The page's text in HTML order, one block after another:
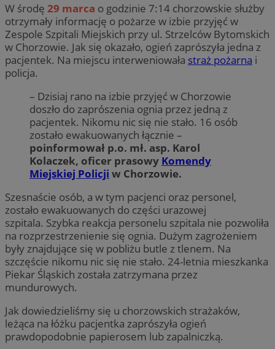
W środę 29 marca o godzinie 7:14 chorzowskie służby
otrzymały informację o pożarze w izbie przyjęć w
Zespole Szpitali Miejskich przy ul. Strzelców Bytomskich
w Chorzowie. Jak się okazało, ogień zaprószyła jedna z
pacjentek. Na miejscu interweniowała straż pożarna i
policja.
– Dzisiaj rano na izbie przyjęć w Chorzowie
doszło do zaprószenia ognia przez jedną z
pacjentek. Nikomu nic się nie stało. 16 osób
zostało ewakuowanych łącznie –
poinformował p.o. mł. asp. Karol
Kolaczek, oficer prasowy Komendy
Miejskiej Policji w Chorzowie.
Szesnaście osób, a w tym pacjenci oraz personel,
zostało ewakuowanych do części urazowej
szpitala. Szybka reakcja personelu szpitala nie pozwoliła
na rozprzestrzenienie się ognia. Dużym zagrożeniem
były znajdujące się w pobliżu butle z tlenem. Na
szczęście nikomu nic się nie stało. 24-letnia mieszkanka
Piekar Śląskich została zatrzymana przez
mundurowych.
Jak dowiedzieliśmy się u chorzowskich strażaków,
leżąca na łóżku pacjentka zaprószyła ogień
prawdopodobnie papierosem lub zapalniczką.